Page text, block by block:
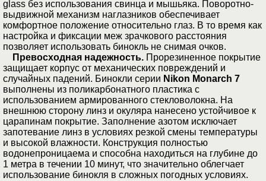
glass без использования свинца и мышьяка. Поворотно-
выдвижной механизм наглазников обеспечивает
комфортное положение относительно глаз. В то время как
настройка и фиксации меж зрачкового расстояния
позволяет использовать бинокль не снимая очков.
Превосходная надежность. Прорезиненное покрытие
защищает корпус от механических повреждений и
случайных падений. Бинокли серии Nikon Monarch 7
выполнены из поликарбонатного пластика с
использованием армированного стекловолокна. На
внешнюю сторону линз и окуляра нанесено устойчивое к
царапинам покрытие. Заполнение азотом исключает
запотевание линз в условиях резкой смены температуры
и высокой влажности. Конструкция полностью
водонепроницаема и способна находиться на глубине до
1 метра в течении 10 минут, что значительно облегчает
использование бинокля в сложных погодных условиях.